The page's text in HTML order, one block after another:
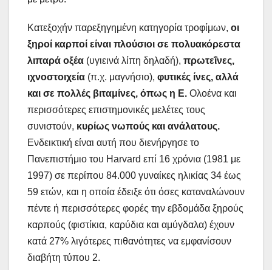
Κατεξοχήν παρεξηγημένη κατηγορία τροφίμων, οι
ξηροί καρποί είναι πλούσιοι σε πολυακόρεστα
λιπαρά οξέα (υγιεινά λίπη δηλαδή), πρωτεΐνες,
ιχνοστοιχεία (π.χ. μαγνήσιο), φυτικές ίνες, αλλά
και σε πολλές βιταμίνες, όπως η Ε. Ολοένα και
περισσότερες επιστημονικές μελέτες τους
συνιστούν, κυρίως νωπούς και ανάλατους.
Ενδεικτική είναι αυτή που διενήργησε το
Πανεπιστήμιο του Harvard επί 16 χρόνια (1981 με
1997) σε περίπου 84.000 γυναίκες ηλικίας 34 έως
59 ετών, και η οποία έδειξε ότι όσες καταναλώνουν
πέντε ή περισσότερες φορές την εβδομάδα ξηρούς
καρπούς (φιστίκια, καρύδια και αμύγδαλα) έχουν
κατά 27% λιγότερες πιθανότητες να εμφανίσουν
διαβήτη τύπου 2.